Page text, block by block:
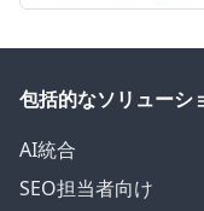
包括的なソリューシ
AI統合
SEO担当者向け